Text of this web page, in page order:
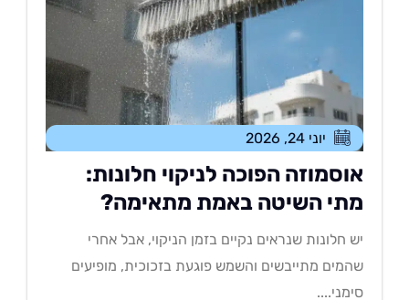
יוני 24, 2026
הפוכה לניקוי חלונות:
השיטה באמת מתאימה?
חלונות שנראים נקיים בזמן הניקוי, אבל אחרי
מתייבשים והשמש פוגעת בזכוכית, מופיעים